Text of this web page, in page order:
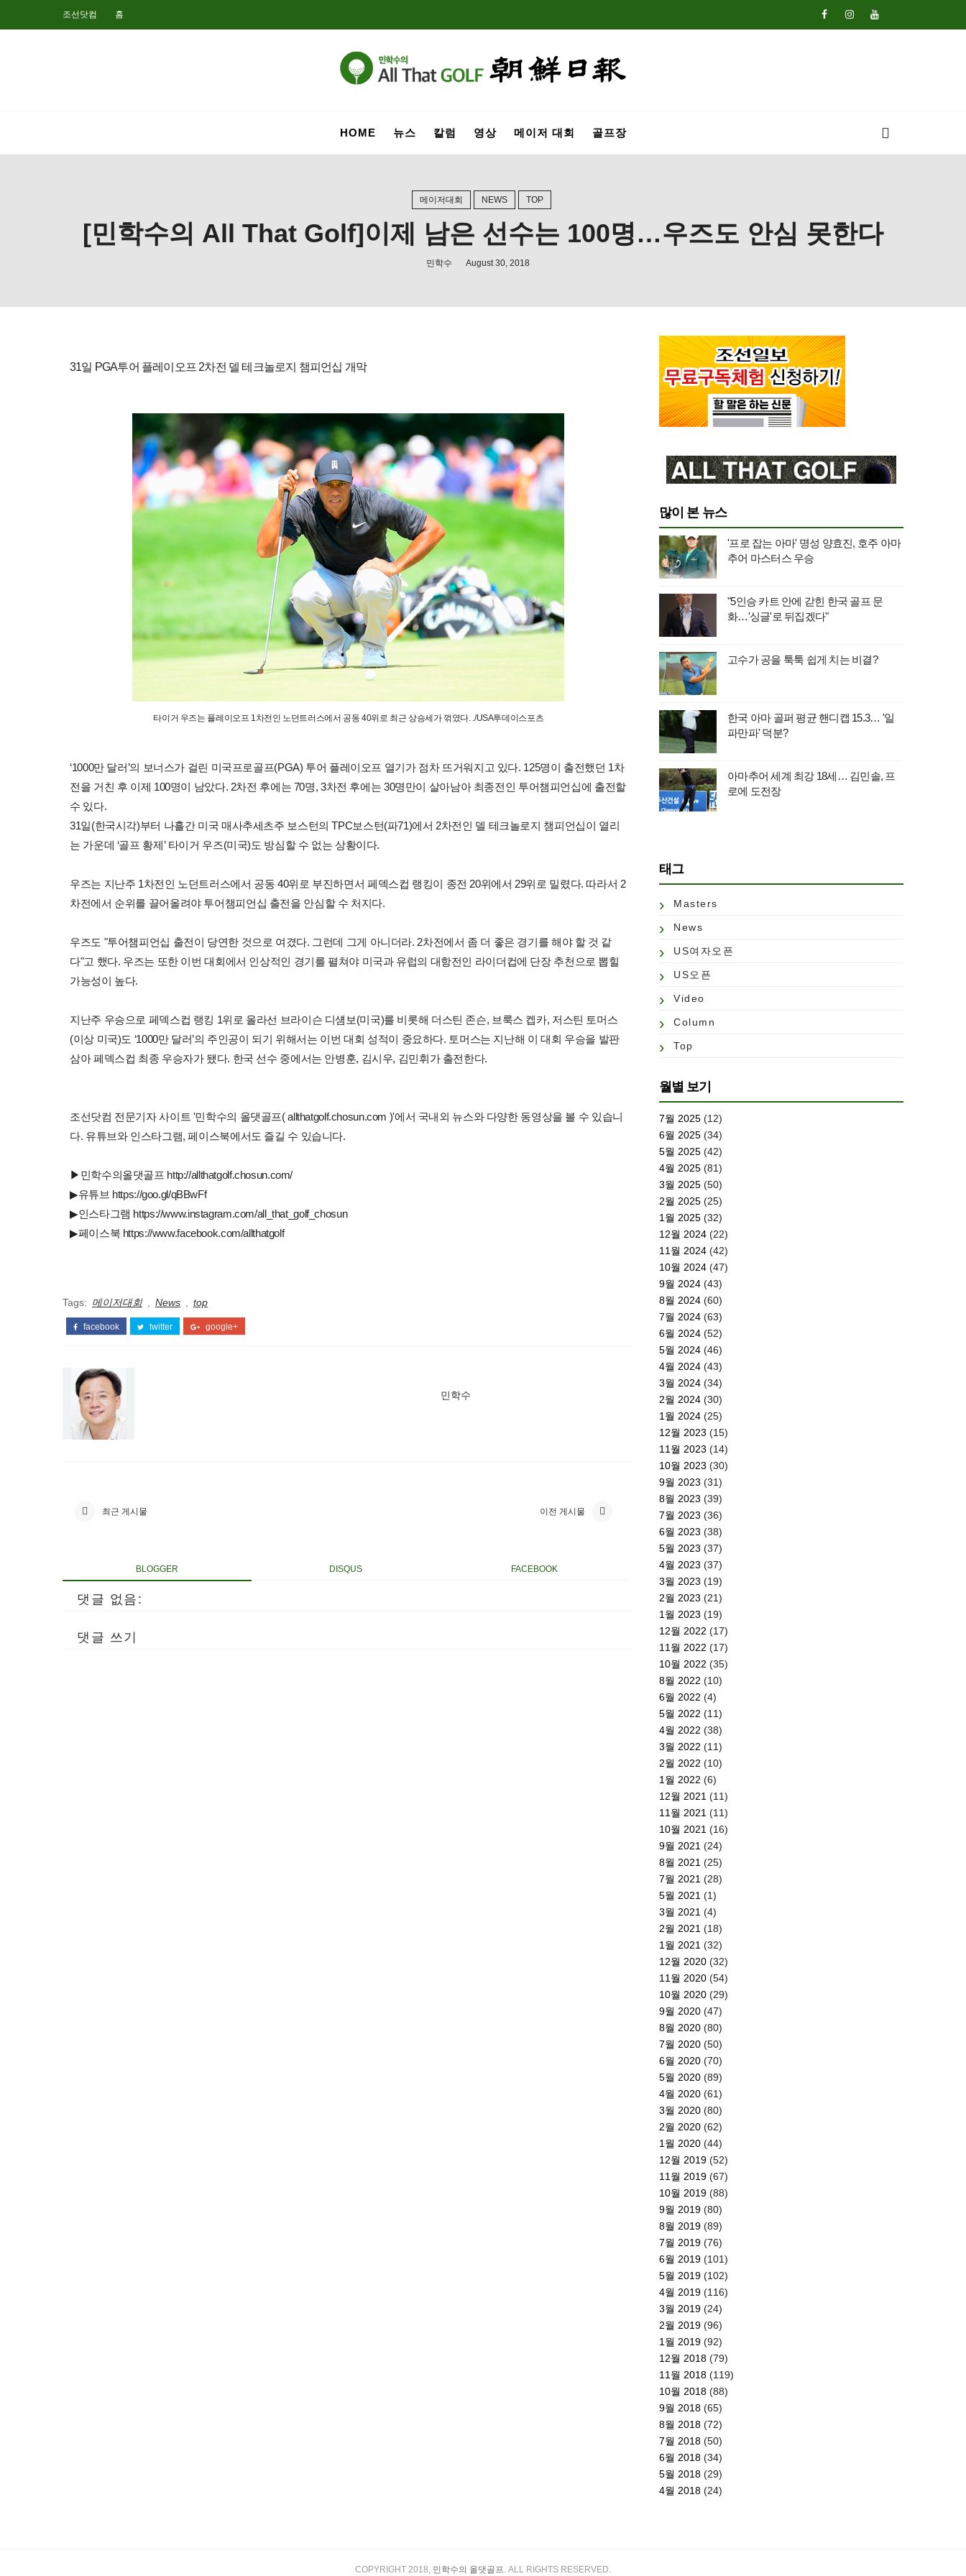
조선닷컴 홈
HOME 뉴스 칼럼 영상 메이저 대회 골프장
메이저대회 NEWS TOP
[민학수의 All That Golf]이제 남은 선수는 100명…우즈도 안심 못한다
민학수 August 30, 2018
31일 PGA투어 플레이오프 2차전 델 테크놀로지 챔피언십 개막
타이거 우즈는 플레이오프 1차전인 노던트러스에서 공동 40위로 최근 상승세가 꺾였다. ./USA투데이스포츠
‘1000만 달러’의 보너스가 걸린 미국프로골프(PGA) 투어 플레이오프 열기가 점차 뜨거워지고 있다. 125명이 출전했던 1차
전을 거친 후 이제 100명이 남았다. 2차전 후에는 70명, 3차전 후에는 30명만이 살아남아 최종전인 투어챔피언십에 출전할
수 있다.
31일(한국시각)부터 나흘간 미국 매사추세츠주 보스턴의 TPC보스턴(파71)에서 2차전인 델 테크놀로지 챔피언십이 열리
는 가운데 ‘골프 황제’ 타이거 우즈(미국)도 방심할 수 없는 상황이다.
우즈는 지난주 1차전인 노던트러스에서 공동 40위로 부진하면서 페덱스컵 랭킹이 종전 20위에서 29위로 밀렸다. 따라서 2
차전에서 순위를 끌어올려야 투어챔피언십 출전을 안심할 수 처지다.
우즈도 "투어챔피언십 출전이 당연한 것으로 여겼다. 그런데 그게 아니더라. 2차전에서 좀 더 좋은 경기를 해야 할 것 같
다"고 했다. 우즈는 또한 이번 대회에서 인상적인 경기를 펼쳐야 미국과 유럽의 대항전인 라이더컵에 단장 추천으로 뽑힐
가능성이 높다.
지난주 우승으로 페덱스컵 랭킹 1위로 올라선 브라이슨 디섐보(미국)를 비롯해 더스틴 존슨, 브룩스 켑카, 저스틴 토머스
(이상 미국)도 ‘1000만 달러’의 주인공이 되기 위해서는 이번 대회 성적이 중요하다. 토머스는 지난해 이 대회 우승을 발판
삼아 페덱스컵 최종 우승자가 됐다. 한국 선수 중에서는 안병훈, 김시우, 김민휘가 출전한다.
조선닷컴 전문기자 사이트 '민학수의 올댓골프( allthatgolf.chosun.com )'에서 국내외 뉴스와 다양한 동영상을 볼 수 있습니
다. 유튜브와 인스타그램, 페이스북에서도 즐길 수 있습니다.
▶민학수의올댓골프 http://allthatgolf.chosun.com/
▶유튜브 https://goo.gl/qBBwFf
▶인스타그램 https://www.instagram.com/all_that_golf_chosun
▶페이스북 https://www.facebook.com/allthatgolf
Tags: 메이저대회 News top
facebook twitter google+
민학수
최근 게시물 이전 게시물
BLOGGER DISQUS FACEBOOK
댓글 없음:
댓글 쓰기
많이 본 뉴스
'프로 잡는 아마' 명성 양효진, 호주 아마
추어 마스터스 우승
"5인승 카트 안에 갇힌 한국 골프 문
화…'싱글'로 뒤집겠다"
고수가 공을 툭툭 쉽게 치는 비결?
한국 아마 골퍼 평균 핸디캡 15.3… '일
파만파' 덕분?
아마추어 세계 최강 18세… 김민솔, 프
로에 도전장
태그
Masters
News
US여자오픈
US오픈
Video
Column
Top
월별 보기
7월 2025 (12)
6월 2025 (34)
5월 2025 (42)
4월 2025 (81)
3월 2025 (50)
2월 2025 (25)
1월 2025 (32)
12월 2024 (22)
11월 2024 (42)
10월 2024 (47)
9월 2024 (43)
8월 2024 (60)
7월 2024 (63)
6월 2024 (52)
5월 2024 (46)
4월 2024 (43)
3월 2024 (34)
2월 2024 (30)
1월 2024 (25)
12월 2023 (15)
11월 2023 (14)
10월 2023 (30)
9월 2023 (31)
8월 2023 (39)
7월 2023 (36)
6월 2023 (38)
5월 2023 (37)
4월 2023 (37)
3월 2023 (19)
2월 2023 (21)
1월 2023 (19)
12월 2022 (17)
11월 2022 (17)
10월 2022 (35)
8월 2022 (10)
6월 2022 (4)
5월 2022 (11)
4월 2022 (38)
3월 2022 (11)
2월 2022 (10)
1월 2022 (6)
12월 2021 (11)
11월 2021 (11)
10월 2021 (16)
9월 2021 (24)
8월 2021 (25)
7월 2021 (28)
5월 2021 (1)
3월 2021 (4)
2월 2021 (18)
1월 2021 (32)
12월 2020 (32)
11월 2020 (54)
10월 2020 (29)
9월 2020 (47)
8월 2020 (80)
7월 2020 (50)
6월 2020 (70)
5월 2020 (89)
4월 2020 (61)
3월 2020 (80)
2월 2020 (62)
1월 2020 (44)
12월 2019 (52)
11월 2019 (67)
10월 2019 (88)
9월 2019 (80)
8월 2019 (89)
7월 2019 (76)
6월 2019 (101)
5월 2019 (102)
4월 2019 (116)
3월 2019 (24)
2월 2019 (96)
1월 2019 (92)
12월 2018 (79)
11월 2018 (119)
10월 2018 (88)
9월 2018 (65)
8월 2018 (72)
7월 2018 (50)
6월 2018 (34)
5월 2018 (29)
4월 2018 (24)
COPYRIGHT 2018, 민학수의 올댓골프. ALL RIGHTS RESERVED.